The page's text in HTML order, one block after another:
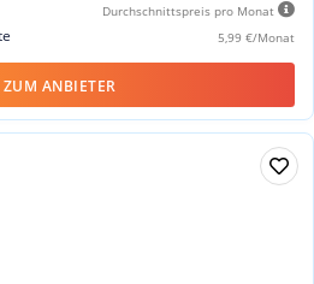
Durchschnittspreis pro Monat
5,99 €/Monat
ZUM ANBIETER